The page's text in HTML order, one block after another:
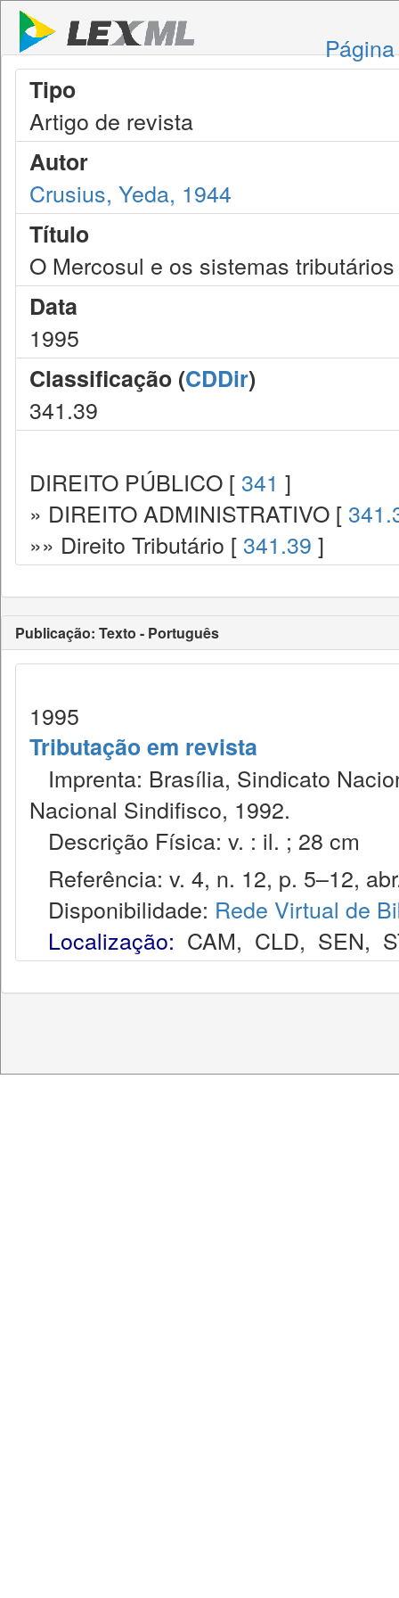
Tipo
Artigo de revista
Autor
Crusius, Yeda, 1944
Título
O Mercosul e os sistemas
Data
1995
Classificação (CDDir)
341.39
DIREITO PÚBLICO [ 341 ]
» DIREITO ADMINISTRATIVO [
»» Direito Tributário [ 341.39 ]
Publicação: Texto - Português
1995
Tributação em revista
Imprenta: Brasília, Sindicato
Nacional Sindifisco, 1992.
Descrição Física: v. : il. ; 28 cm
Referência: v. 4, n. 12, p. 5–12,
Disponibilidade: Rede Virtual de
Localização: CAM, CLD, SEN,